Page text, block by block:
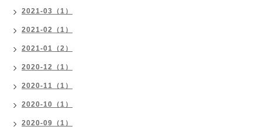
2021-03（1）
2021-02（1）
2021-01（2）
2020-12（1）
2020-11（1）
2020-10（1）
2020-09（1）